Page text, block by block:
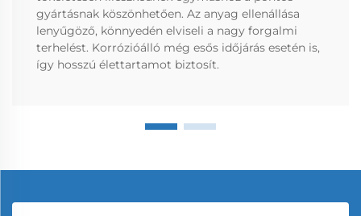
gyártásnak köszönhetően. Az anyag ellenállása
lenyűgöző, könnyedén elviseli a nagy forgalmi
terhelést. Korrózióálló még esős időjárás esetén is,
így hosszú élettartamot biztosít.